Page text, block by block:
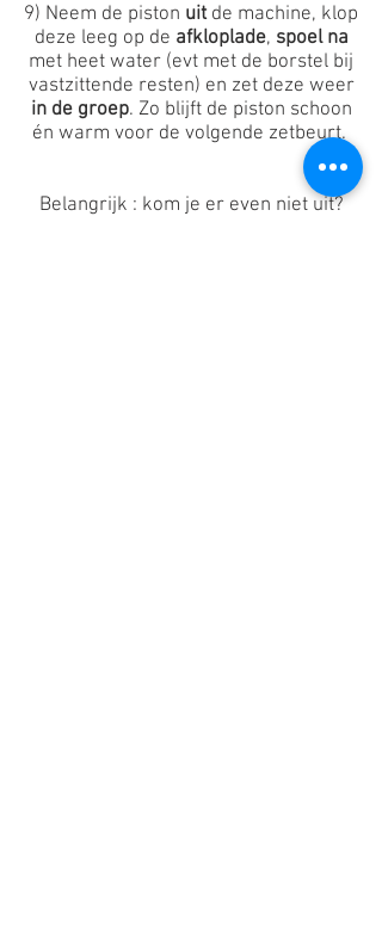
9) Neem de piston uitde machine, klop
deze leeg op de afkloplade, spoel na
met heet water (evt met de borstel bij
vastzittende resten) en zet deze weer
in de groep. Zo blijft de piston schoon
én warm voor de volgende zetbeurt.
Belangrijk : kom je er even niet uit?